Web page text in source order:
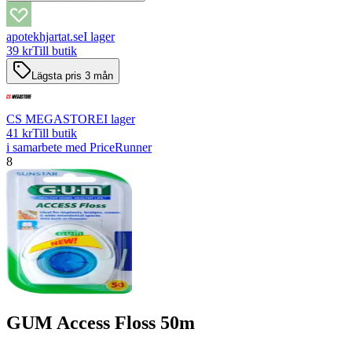
apotekhjartat.seI lager
39 krTill butik
Lägsta pris 3 mån
CS MEGASTOREI lager
41 krTill butik
i samarbete med PriceRunner
8
GUM Access Floss 50m